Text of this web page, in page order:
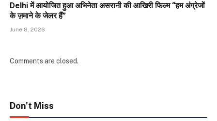
Delhi में आयोजित हुआ अभिनेता असरानी की आखिरी फिल्म “हम अंग्रेजों
के ज़माने के जेलर हैं”
June 8, 2026
Comments are closed.
Don't Miss